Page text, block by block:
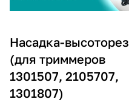
Насадка-высоторез
(для триммеров
1301507, 2105707,
1301807)
График платежей
Сегодня
25%